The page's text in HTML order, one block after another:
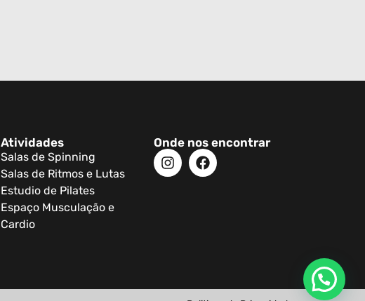
Atividades
Salas de Spinning
Salas de Ritmos e Lutas
Estudio de Pilates
Espaço Musculação e
Cardio
Onde nos encontrar